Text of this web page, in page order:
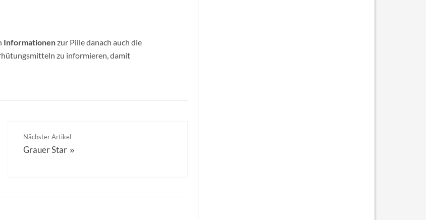
Informationenzur Pille danach auch die
zu informieren, damit
Nächster Artikel -
Grauer Star »